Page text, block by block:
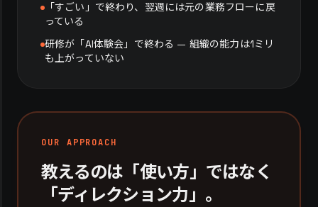
「すごい」で終わり、翌週には元の業務フローに戻
っている
研修が「AI体験会」で終わる — 組織の能力は1ミリ
も上がっていない
OUR APPROACH
教えるのは「使い方」ではなく
「ディレクション力」。